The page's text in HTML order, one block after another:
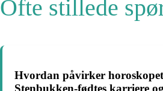
Ofte stillede
Hvordan påvirker
Stenbukken-fødtes karriere